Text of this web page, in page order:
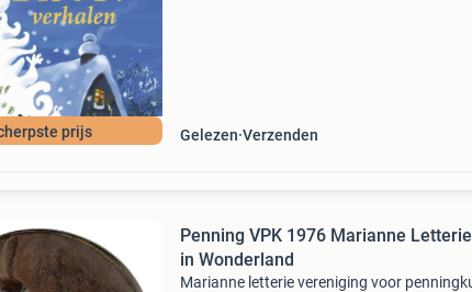
prijs Gelezen Verzenden
Penning VPK 1976 Marianne
in Wonderland
Marianne letterie vereniging voor